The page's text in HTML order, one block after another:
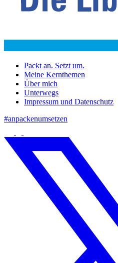
Packt an. Setzt um.
Meine Kernthemen
Über mich
Unterwegs
Impressum und Datenschutz
#anpackenumsetzen